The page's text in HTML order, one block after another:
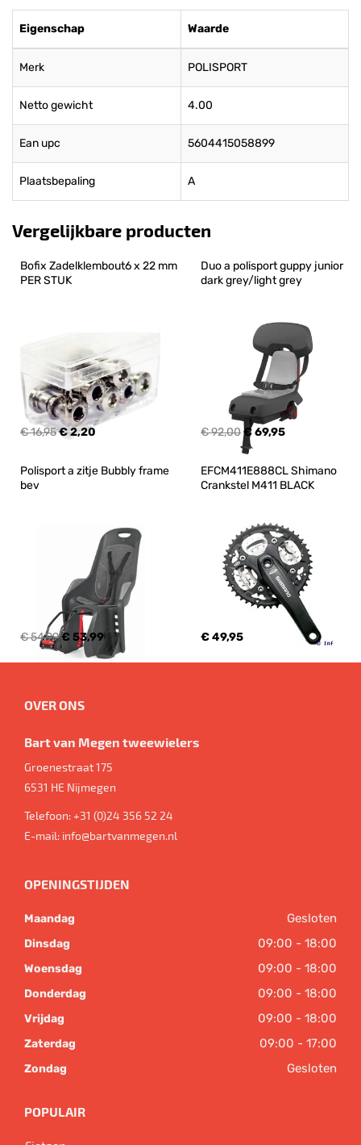
Eigenschap Waarde
Merk POLISPORT
Netto gewicht 4.00
Ean upc 5604415058899
Plaatsbepaling A
Vergelijkbare producten
Bofix Zadelklembout6 x 22 mm
PER STUK
€ 16,95€ 2,20
Duo a polisport guppy junior
dark grey/light grey
€ 92,00€ 69,95
Polisport a zitje Bubbly frame
bev
€ 54,99€ 53,99
EFCM411E888CL Shimano
Crankstel M411 BLACK
€ 49,95
OVER ONS
Bart van Megen tweewielers
Groenestraat 175
6531 HE Nijmegen
Telefoon:+31 (0)24 356 52 24
E-mail: info@bartvanmegen.nl
OPENINGSTIJDEN
Maandag Gesloten
Dinsdag 09:00 - 18:00
Woensdag 09:00 - 18:00
Donderdag 09:00 - 18:00
Vrijdag 09:00 - 18:00
Zaterdag 09:00 - 17:00
Zondag Gesloten
POPULAIR